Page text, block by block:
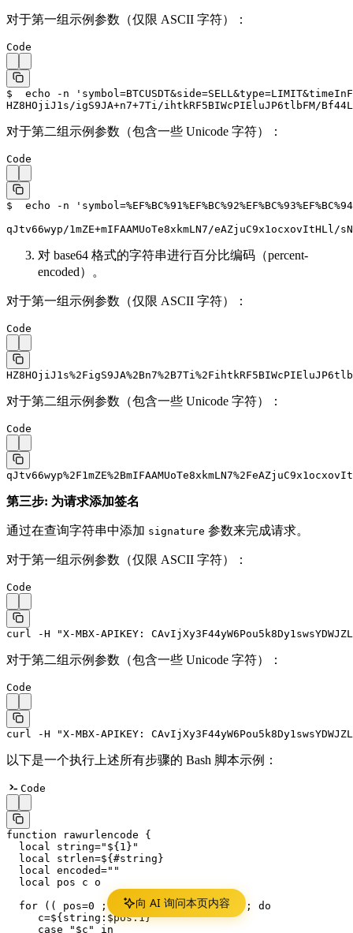
向 AI 询问本页内容
对于第一组示例参数（仅限 ASCII 字符）：
Code
$  echo -n
HZ8HOjiJ1s/igS9JA+n7+7Ti/ihtkRF5BIWcPIEluJP6tlbFM/
对于第二组示例参数（包含一些 Unicode 字符）：
Code
$  echo -n
qJtv66wyp/1mZE+mIFAAMUoTe8xkmLN7/eAZjuC9x1ocxovItHLl/
对 base64 格式的字符串进行百分比编码（percent-
encoded）。
对于第一组示例参数（仅限 ASCII 字符）：
Code
对于第二组示例参数（包含一些 Unicode 字符）：
Code
第三步: 为请求添加签名
通过在查询字符串中添加 signature 参数来完成请求。
对于第一组示例参数（仅限 ASCII 字符）：
Code
curl -H "X-MBX-APIKEY:
对于第二组示例参数（包含一些 Unicode 字符）：
Code
curl -H "X-MBX-APIKEY:
以下是一个执行上述所有步骤的 Bash 脚本示例：
Code
function rawurlencode {
  local
string=" ${1} "
  local
strlen=${ #string}
  local
encoded=""
  local
pos c o
  for
(( pos=0 ; pos<strlen ; pos++ )); do
     c
=${string : $pos:1}
     case
" $c " in